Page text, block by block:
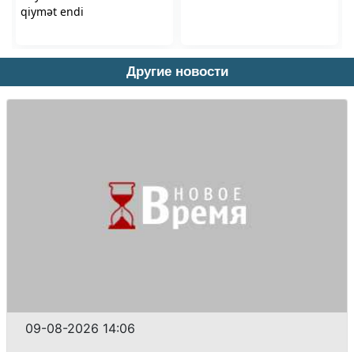
Другие новости
09-08-2026 14:06